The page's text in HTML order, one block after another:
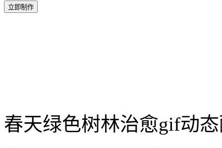
立即制作
春天绿色树林治愈gif动